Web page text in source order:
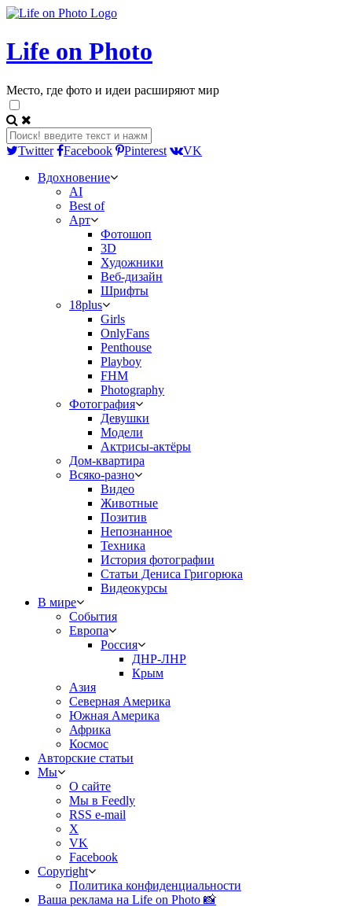
Life on Photo
Место, где фото и идеи расширяют мир
Twitter Facebook Pinterest
VK
Вдохновение
AI
Best of
Арт
Фотошоп
3D
Художники
Веб-дизайн
Шрифты
18plus
Girls
OnlyFans
Penthouse
Playboy
FHM
Photography
Фотография
Девушки
Модели
Актрисы-актёры
Дом-квартира
Всяко-разно
Видео
Животные
Позитив
Непознанное
Техника
История фотографии
Статьи Дениса Григорюка
Видеокурсы
В мире
События
Европа
Россия
ДНР-ЛНР
Крым
Азия
Северная Америка
Южная Америка
Африка
Космос
Авторские статьи
Мы
О сайте
Мы в Feedly
RSS e-mail
X
VK
Facebook
Copyright
Политика конфиденциальности
Ваша реклама на Life on Photo 📸